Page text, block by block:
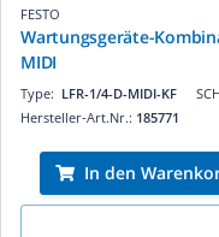
FESTO
Wartungsgeräte-
MIDI
Type: LFR-1/4-D-MIDI-KF
Hersteller-Art.Nr.: 185771
In den